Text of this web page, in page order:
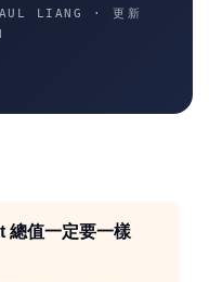
LIANG · 更新
總值一定要一樣